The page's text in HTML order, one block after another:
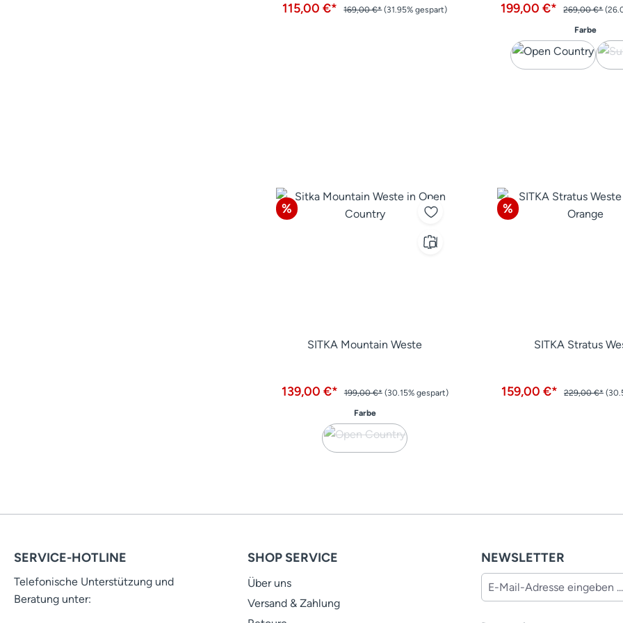
115,00 €* 169,00 €* (31.95% gespart) 199,00 €* 269,00 €*
Farbe
Rabatt
%
SITKA Mountain Weste
139,00 €* 199,00 €* (30.15% gespart)
Farbeauswählen
(Diese Option ist zurzeit nicht verfügbar.)
Rabatt
%
SITKA Stratus
159,00 €* 229,00 €*
SERVICE-HOTLINE
Telefonische Unterstützung und
Beratung unter:
SHOP SERVICE
Über uns
Versand & Zahlung
NEWSLETTER